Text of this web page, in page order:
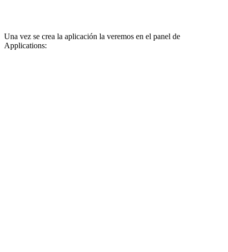
Una vez se crea la aplicación la veremos en el panel de
Applications: